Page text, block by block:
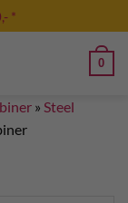
*
0
» Steel